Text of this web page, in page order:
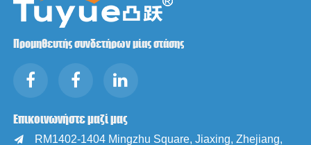
Προμηθευτής συνδετήρων μίας στάσης
Επικοινωνήστε μαζί μας
 RM1402-1404 Mingzhu Square, Jiaxing, Zhejiang,